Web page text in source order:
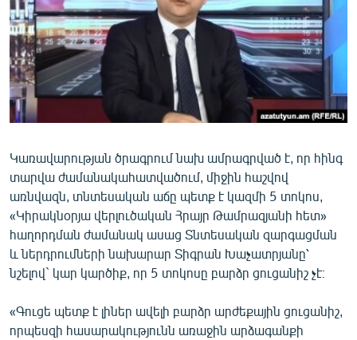
ՄԵԿՆԱԲԱՆՈՒԹՅՈՒՆ
ՏՏ ԵՒ ԻՆՏԵՐՆԵՏ
ԿՈՐՈՆԱՎԻՐՈՒՍ
ԱՐԽԻՎ
ԲԱՆԱՎԵՃ
ՁԳՏԵԼՈՎ ԼԱՎԱԳՈՒՅՆԻՆ
ՓՈԴՔԱՍԹ
Հայերեն
Русский
Կառավարության ծրագրում նախ ամրագրված է, որ հինգ
տարվա ժամանակահատվածում, միջին հաշվով
առնվազն, տնտեսական աճը պետք է կազմի 5 տոկոս,
«Կիրակնօրյա վերլուծական Հրայր Թամրազյանի հետ»
հաղորդման ժամանակ ասաց Տնտեսական զարգացման
և ներդրումների նախարար Տիգրան Խաչատրյանը՝
նշելով` կար կարծիք, որ 5 տոկոսը բարձր ցուցանիշ չէ։
«Գուցե պետք է լիներ ավելի բարձր արժեքային ցուցանիշ,
որպեսզի հասարակությունն առաջին արձագանքի